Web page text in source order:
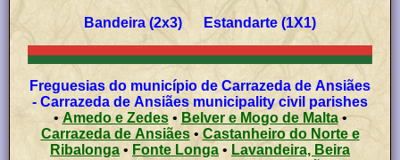
Bandeira (2x3) Estandarte (1X1)
Freguesias do município de Carrazeda de Ansiães
- Carrazeda de Ansiães municipality civil parishes
•Amedo e Zedes• Belver e Mogo de Malta•
Carrazeda de Ansiães•Castanheiro do Norte e
Ribalonga • Fonte Longa • Lavandeira, Beira